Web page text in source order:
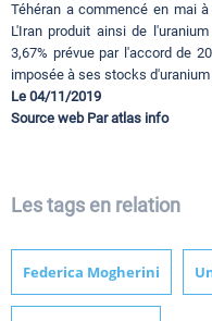
Téhéran a commencé en mai
L'Iran produit ainsi de
3,67% prévue par l'accord de
imposée à ses stocks
Le 04/11/2019
Source web Par atlas info
Les tags en relation
Federica Mogherini